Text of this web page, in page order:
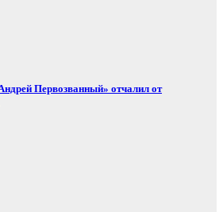
Первозванный» отчалил от